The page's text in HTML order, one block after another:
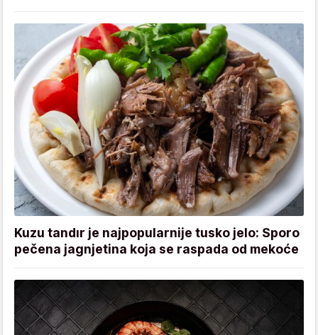
Kuzu tandır je najpopularnije tusko jelo: Sporo
pečena jagnjetina koja se raspada od mekoće